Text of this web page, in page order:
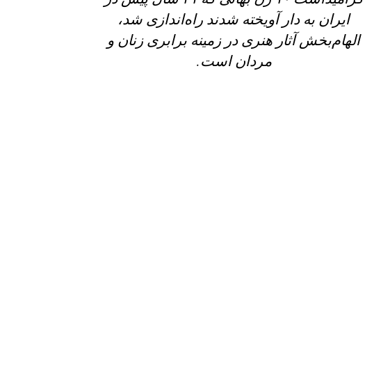
ایران به دار آویخته شدند راه‌اندازی شد،
الهام‌بخش آثار هنری در‌ زمینه برابری زنان و‌
مردان است.